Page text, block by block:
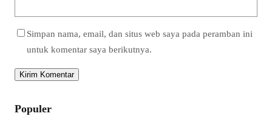
Simpan nama, email, dan situs web saya pada peramban ini
untuk komentar saya berikutnya.
Populer